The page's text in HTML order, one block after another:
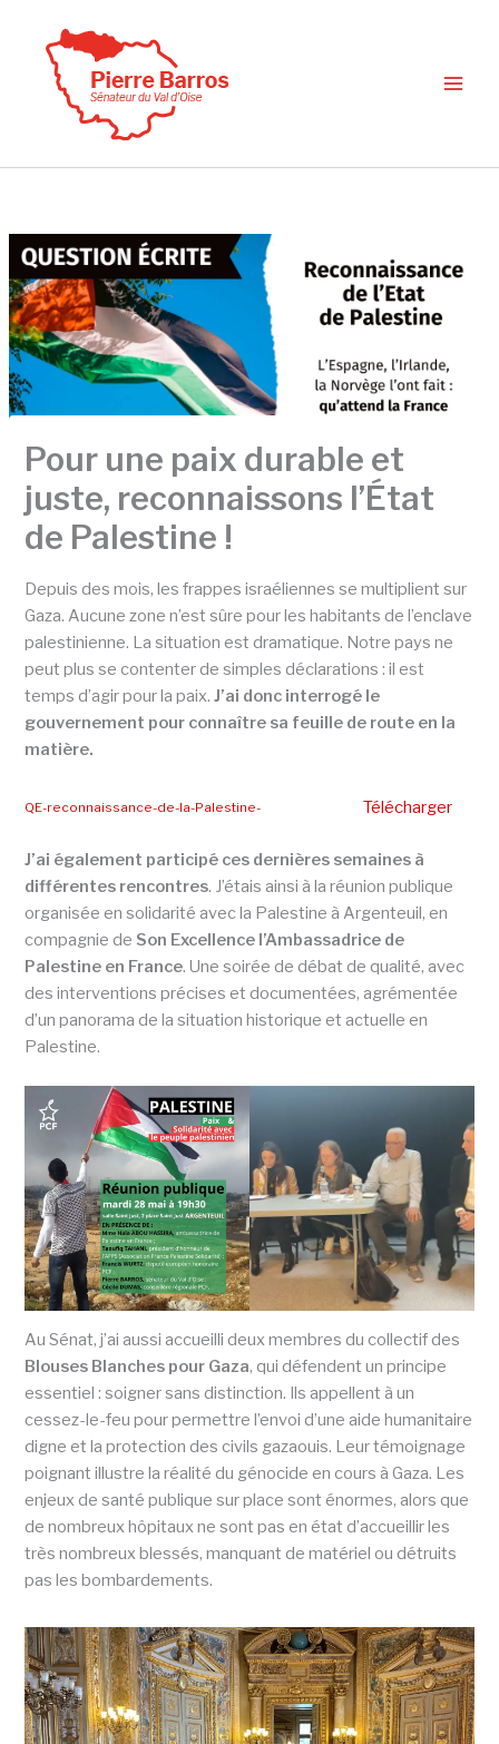
contenu
Pour une paix durable et
juste, reconnaissons l’État
de Palestine !
Depuis des mois, les frappes israéliennes se multiplient sur
Gaza. Aucune zone n’est sûre pour les habitants de l’enclave
palestinienne. La situation est dramatique. Notre pays ne
peut plus se contenter de simples déclarations : il est
temps d’agir pour la paix.J’ai donc interrogé le
gouvernement pour connaître sa feuille de route en la
matière.
QE-reconnaissance-de-la-Palestine- Télécharger
J’ai également participé ces dernières semaines à
différentes rencontres. J’étais ainsi à la réunion publique
organisée en solidarité avec la Palestine à Argenteuil, en
compagnie de Son Excellence l’Ambassadrice de
Palestine en France. Une soirée de débat de qualité, avec
des interventions précises et documentées, agrémentée
d’un panorama de la situation historique et actuelle en
Palestine.
Au Sénat, j’ai aussi accueilli deux membres du collectif des
Blouses Blanches pour Gaza, qui défendent un principe
essentiel : soigner sans distinction. Ils appellent à un
cessez-le-feu pour permettre l’envoi d’une aide humanitaire
digne et la protection des civils gazaouis. Leur témoignage
poignant illustre la réalité du génocide en cours à Gaza. Les
enjeux de santé publique sur place sont énormes, alors que
de nombreux hôpitaux ne sont pas en état d’accueillir les
très nombreux blessés, manquant de matériel ou détruits
pas les bombardements.